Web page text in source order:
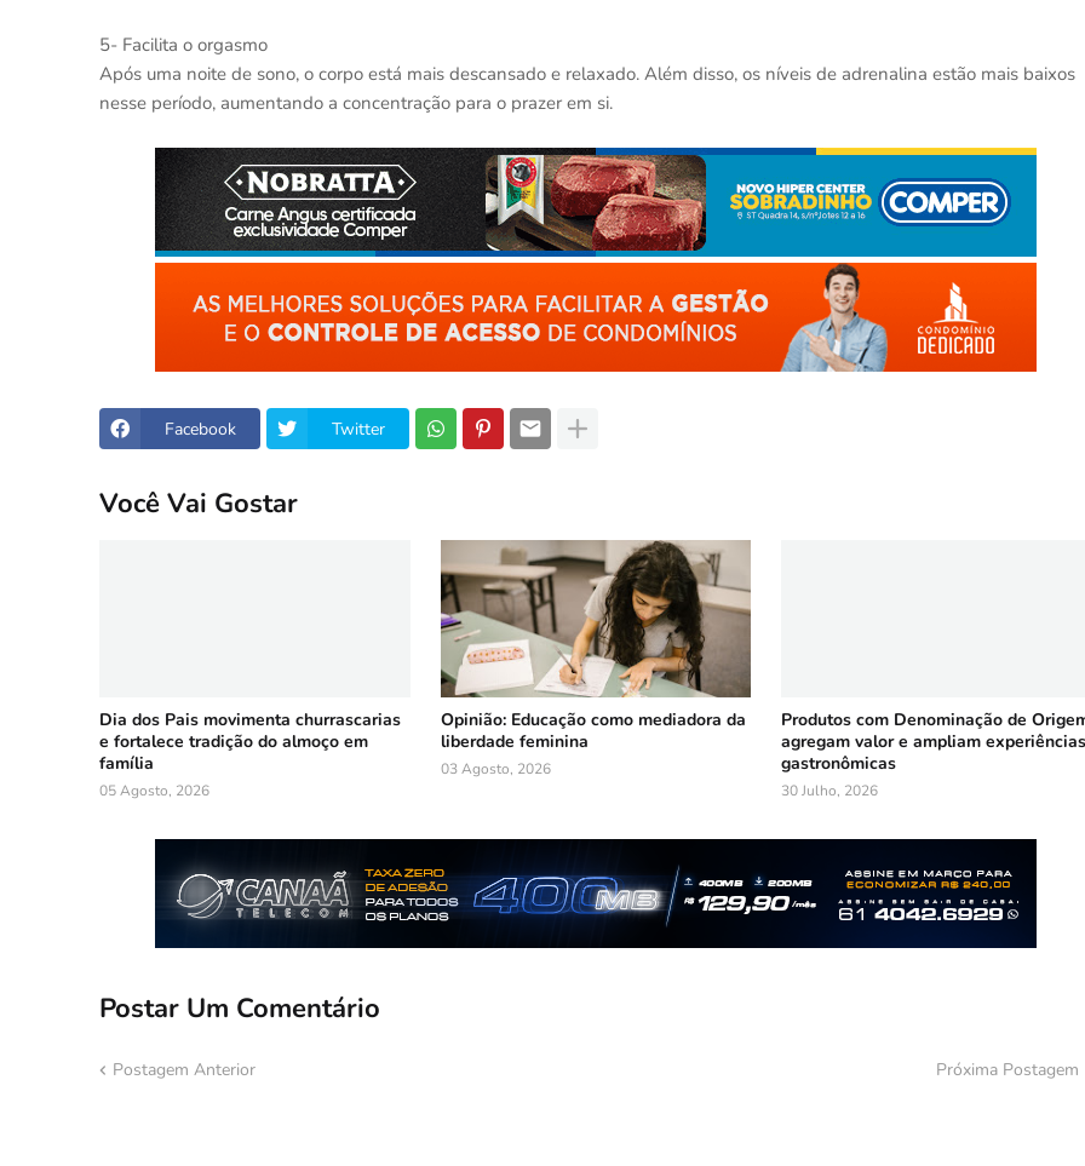
5- Facilita o orgasmo
Após uma noite de sono, o corpo está mais descansado e relaxado. Além disso, os níveis de adrenalina estão mais baixos
nesse período, aumentando a concentração para o prazer em si.
Facebook Twitter
Você Vai Gostar
Dia dos Pais movimenta churrascarias
e fortalece tradição do almoço em
família
05 Agosto, 2026
Opinião: Educação como mediadora da
liberdade feminina
03 Agosto, 2026
Produtos com Denominação de
agregam valor e ampliam
gastronômicas
30 Julho, 2026
Postar Um Comentário
Postagem Anterior Próxima Postagem